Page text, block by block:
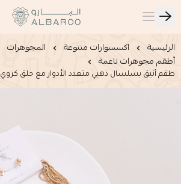
البارو | Albaroo
الرئيسية اكسسوارات متنوعة
المجوهرات
أطقم مجوهرات ناعمة
طقم أنيق بسلسال ذهبي متعدد الأدوار مع حلق كروي